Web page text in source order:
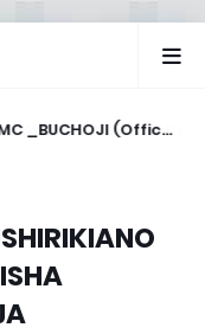
_BUCHOJI (Offical